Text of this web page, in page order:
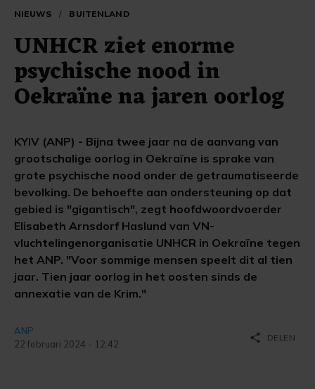
NIEUWS / BUITENLAND
UNHCR ziet enorme
psychische nood in
Oekraïne na jaren oorlog
KYIV (ANP) - Bijna twee jaar na de aanvang van
grootschalige oorlog in Oekraïne is sprake van
grote psychische nood onder de getraumatiseerde
bevolking. De behoefte aan ondersteuning op dat
gebied is "gigantisch", zegt hoofdwoordvoerder
Elisabeth Arnsdorf Haslund van VN-
vluchtelingenorganisatie UNHCR in Oekraïne tegen
het ANP. "Voor sommige mensen speelt dit al tien
jaar. Tien jaar oorlog in het oosten sinds de
annexatie van de Krim."
ANP
22 februari 2024 - 12:42
share DELEN